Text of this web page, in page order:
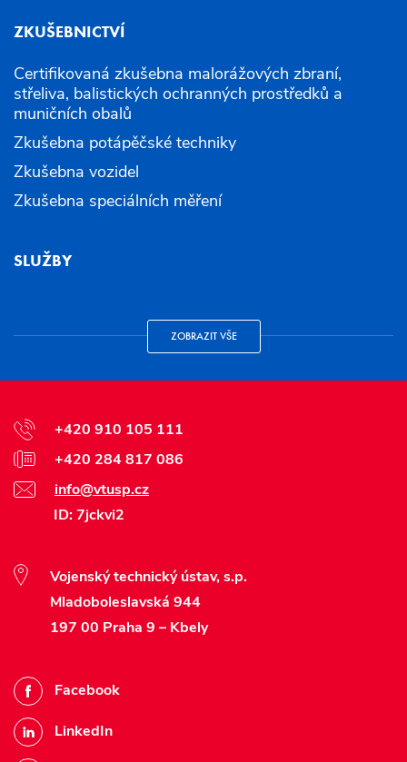
ZKUŠEBNICTVÍ
Certifikovaná zkušebna malorážových zbraní,
střeliva, balistických ochranných prostředků a
muničních obalů
Zkušebna potápěčské techniky
Zkušebna vozidel
Zkušebna speciálních měření
SLUŽBY
ZOBRAZIT VŠE
+420 910 105 111
+420 284 817 086
info@vtusp.cz
ID: 7jckvi2
Vojenský technický ústav, s.p.
Mladoboleslavská 944
197 00 Praha 9 – Kbely
Facebook
LinkedIn